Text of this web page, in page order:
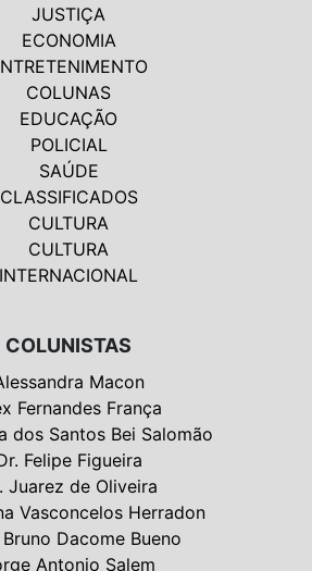
JUSTIÇA
ECONOMIA
COLUNAS
EDUCAÇÃO
POLICIAL
SAÚDE
CLASSIFICADOS
CULTURA
CULTURA
INTERNACIONAL
COLUNISTAS
Macon
Fernandes França
dos Santos Bei Salomão
Felipe Figueira
Juarez de Oliveira
Vasconcelos Herradon
Dacome Bueno
Antonio Salem